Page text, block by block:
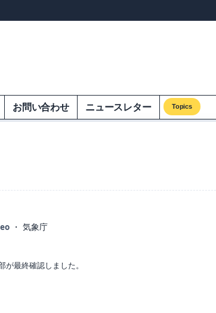
お問い合わせ ニュースレター Topics
・ 気象庁
最終確認しました。